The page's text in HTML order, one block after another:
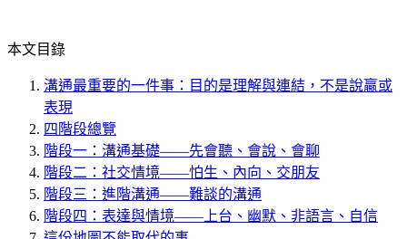
本文目錄
溝通最重要的一件事：目的是理解與連結，不是說贏或
表現
四階段總覽
階段一：溝通基礎——先會聽、會說、會聊
階段二：社交情境——怕生、內向、交朋友
階段三：進階溝通——難談的溝通
階段四：表達與情境——上台、幽默、非語言、自信